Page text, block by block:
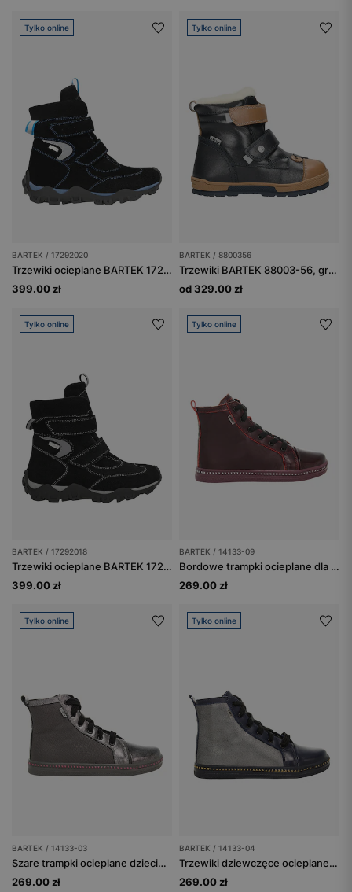
Tylko online
BARTEK / 17292020
Trzewiki ocieplane BARTEK 17292020, czarno-niebieskie
399.00 zł
Tylko online
BARTEK / 8800356
Trzewiki BARTEK 88003-56, granatowo-brązowe
od 329.00 zł
Tylko online
BARTEK / 17292018
Trzewiki ocieplane BARTEK 17292018, czarno-szary
399.00 zł
Tylko online
BARTEK / 14133-09
Bordowe trampki ocieplane dla dziewcząt z czarnymi sznurowadłami 14133-09
269.00 zł
Tylko online
BARTEK / 14133-03
Szare trampki ocieplane dziecięce BARTEK 14133-03
269.00 zł
Tylko online
BARTEK / 14133-04
Trzewiki dziewczęce ocieplane BARTEK 14133-04, granatowy
269.00 zł